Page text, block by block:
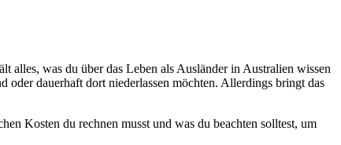
alles, was du über das Leben als Ausländer in Australien wissen
oder dauerhaft dort niederlassen möchten. Allerdings bringt das
Kosten du rechnen musst und was du beachten solltest, um